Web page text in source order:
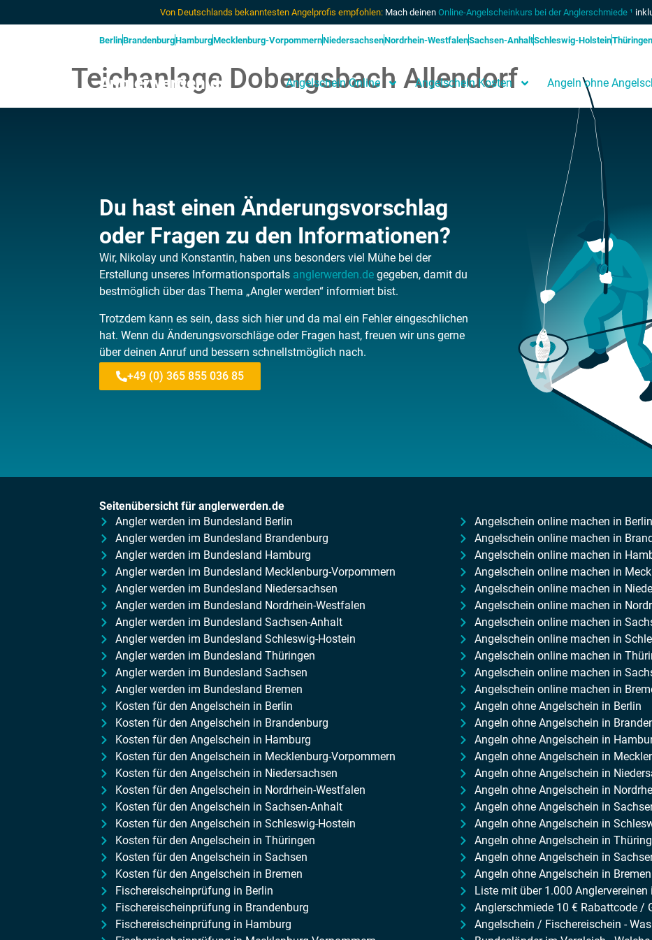
Von Deutschlands bekanntesten Angelprofis empfohlen:Mach deinen Online-Angelscheinkurs bei der Anglerschmiede ¹
BerlinBrandenburgHamburgMecklenburg-VorpommernNiedersachsenNordrhein-WestfalenSachsen-AnhaltSchleswig-HolsteinThüringen
Anglerwerden.de Angelschein Online Angelschein Kosten Angeln ohne
Teichanlage Dobergsbach Allendorf
Du hast einen Änderungsvorschlag
oder Fragen zu den Informationen?
Wir, Nikolay und Konstantin, haben uns besonders viel Mühe bei der
Erstellung unseres Informationsportals anglerwerden.de gegeben, damit du
bestmöglich über das Thema „Angler werden“ informiert bist.
Trotzdem kann es sein, dass sich hier und da mal ein Fehler eingeschlichen
hat. Wenn du Änderungsvorschläge oder Fragen hast, freuen wir uns gerne
über deinen Anruf und bessern schnellstmöglich nach.
+49 (0) 365 855 036 85
Seitenübersicht für anglerwerden.de
Angler werden im Bundesland Berlin
Angler werden im Bundesland Brandenburg
Angler werden im Bundesland Hamburg
Angler werden im Bundesland Mecklenburg-Vorpommern
Angler werden im Bundesland Niedersachsen
Angler werden im Bundesland Nordrhein-Westfalen
Angler werden im Bundesland Sachsen-Anhalt
Angler werden im Bundesland Schleswig-Hostein
Angler werden im Bundesland Thüringen
Angler werden im Bundesland Sachsen
Angler werden im Bundesland Bremen
Angelschein online machen in Berlin
Angelschein online machen in
Angelschein online machen in
Angelschein online machen in
Angelschein online machen in
Angelschein online machen in
Angelschein online machen in
Angelschein online machen in
Angelschein online machen in
Angelschein online machen in
Angelschein online machen in
Kosten für den Angelschein in Berlin
Kosten für den Angelschein in Brandenburg
Kosten für den Angelschein in Hamburg
Kosten für den Angelschein in Mecklenburg-Vorpommern
Kosten für den Angelschein in Niedersachsen
Kosten für den Angelschein in Nordrhein-Westfalen
Kosten für den Angelschein in Sachsen-Anhalt
Kosten für den Angelschein in Schleswig-Hostein
Kosten für den Angelschein in Thüringen
Kosten für den Angelschein in Sachsen
Kosten für den Angelschein in Bremen
Angeln ohne Angelschein in Berlin
Angeln ohne Angelschein in
Angeln ohne Angelschein in
Angeln ohne Angelschein in
Angeln ohne Angelschein in
Angeln ohne Angelschein in
Angeln ohne Angelschein in
Angeln ohne Angelschein in
Angeln ohne Angelschein in
Angeln ohne Angelschein in
Angeln ohne Angelschein in Bremen
Fischereischeinprüfung in Berlin
Fischereischeinprüfung in Brandenburg
Fischereischeinprüfung in Hamburg
Liste mit über 1.000
Anglerschmiede 10 € Rabattcode /
Angelschein / Fischereischein -